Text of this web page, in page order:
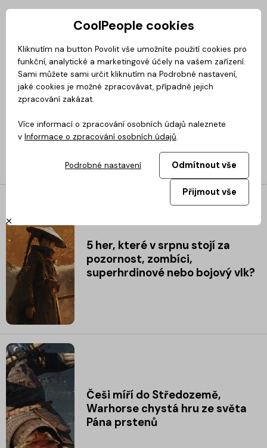
Privátní zóna
Magazín BusinessClass CoolMovie CoolDialog Podcast
PlayCool
5 her, které v srpnu stojí za
pozornost, zombíci,
superhrdinové nebo bojový vlk?
Češi míří do Středozemě,
Warhorse chystá hru ze světa
Pána prstenů
CoolPeople cookies
Kliknutím na button Povolit vše umožníte použití cookies pro
funkční, analytické a marketingové účely na vašem zařízení.
Sami můžete sami určit kliknutím na Podrobné nastavení,
jaké cookies je možné zpracovávat, případně jejich
zpracování zakázat.
Více informací o zpracování osobních údajů naleznete
v Informace o zpracování osobních údajů.
Podrobné nastavení Odmítnout vše
Přijmout vše